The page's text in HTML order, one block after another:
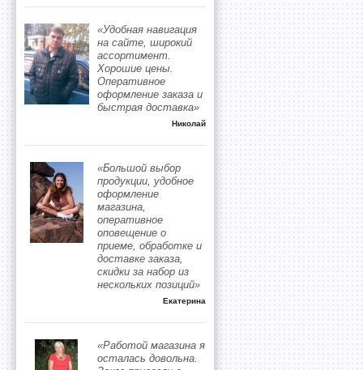
«Удобная навигация
на сайте, широкий
ассортимент.
Хорошие цены.
Оперативное
оформление заказа и
быстрая доставка»
Николай
«Большой выбор
продукции, удобное
оформление
магазина,
оперативное
оповещение о
приеме, обработке и
доставке заказа,
скидки за набор из
нескольких позиций»
Екатерина
«Работой магазина я
осталась довольна.